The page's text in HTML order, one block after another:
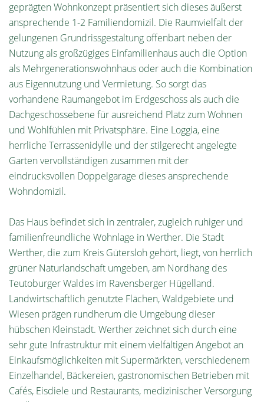
geprägten Wohnkonzept präsentiert sich dieses äußerst
ansprechende 1-2 Familiendomizil. Die Raumvielfalt der
gelungenen Grundrissgestaltung offenbart neben der
Nutzung als großzügiges Einfamilienhaus auch die Option
als Mehrgenerationswohnhaus oder auch die Kombination
aus Eigennutzung und Vermietung. So sorgt das
vorhandene Raumangebot im Erdgeschoss als auch die
Dachgeschossebene für ausreichend Platz zum Wohnen
und Wohlfühlen mit Privatsphäre. Eine Loggia, eine
herrliche Terrassenidylle und der stilgerecht angelegte
Garten vervollständigen zusammen mit der
eindrucksvollen Doppelgarage dieses ansprechende
Wohndomizil.
Das Haus befindet sich in zentraler, zugleich ruhiger und
familienfreundliche Wohnlage in Werther. Die Stadt
Werther, die zum Kreis Gütersloh gehört, liegt, von herrlich
grüner Naturlandschaft umgeben, am Nordhang des
Teutoburger Waldes im Ravensberger Hügelland.
Landwirtschaftlich genutzte Flächen, Waldgebiete und
Wiesen prägen rundherum die Umgebung dieser
hübschen Kleinstadt. Werther zeichnet sich durch eine
sehr gute Infrastruktur mit einem vielfältigen Angebot an
Einkaufsmöglichkeiten mit Supermärkten, verschiedenem
Einzelhandel, Bäckereien, gastronomischen Betrieben mit
Cafés, Eisdiele und Restaurants, medizinischer Versorgung